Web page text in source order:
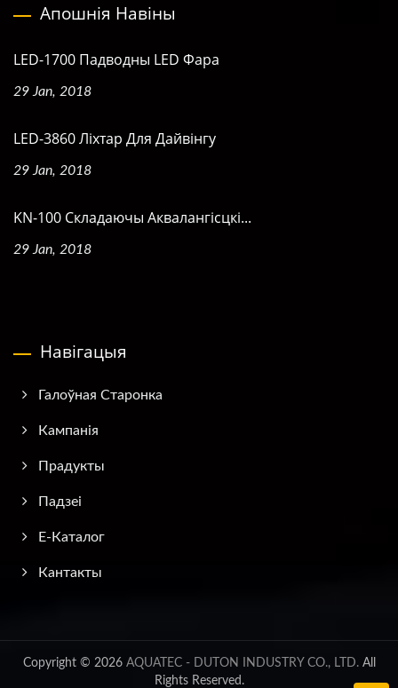
Апошнія Навіны
LED-1700 Падводны LED Фара
29 Jan, 2018
LED-3860 Ліхтар Для Дайвінгу
29 Jan, 2018
KN-100 Складаючы Аквалангісцкі...
29 Jan, 2018
Навігацыя
Галоўная Старонка
Кампанія
Прадукты
Падзеі
E-Каталог
Кантакты
Copyright © 2026 AQUATEC - DUTON INDUSTRY CO., LTD.All
Rights Reserved.